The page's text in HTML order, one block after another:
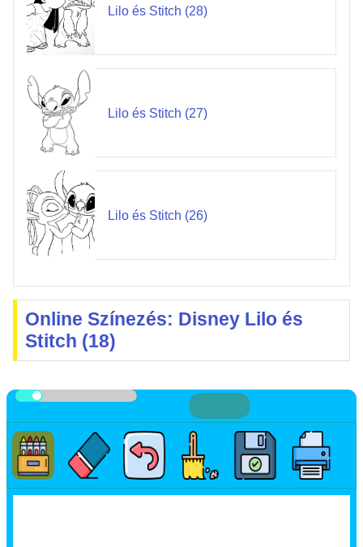
Lilo és Stitch (28)
Lilo és Stitch (27)
Lilo és Stitch (26)
Online Színezés: Disney Lilo és
Stitch (18)